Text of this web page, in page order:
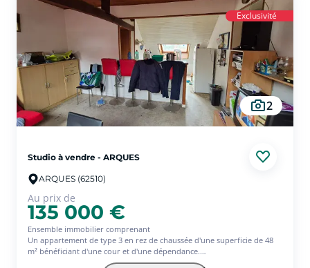
Chauffage au Gaz individuel, électricité récente, double vitrage.
Exclusivité
2
Studio à vendre - ARQUES
ARQUES (62510)
Au prix de
135 000 €
Ensemble immobilier comprenant
Un appartement de type 3 en rez de chaussée d'une superficie de 48
m² bénéficiant d'une cour et d'une dépendance.
A l'étage, un appartement de type T1 Bis de 28 m², avec deux espaces